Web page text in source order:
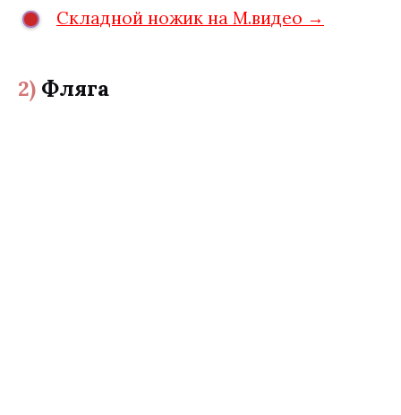
Складной ножик на М.видео →
2) Фляга